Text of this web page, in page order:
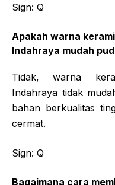
Sign: Q
Apakah warna
Indahraya mudah
Tidak, warna
Indahraya tidak
bahan berkualitas
cermat.
Sign: Q
Bagaimana cara